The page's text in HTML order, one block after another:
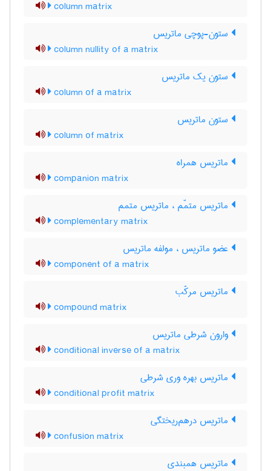
column matrix
ستون-پوچی ماتریس
column nullity of a matrix
ستون یک ماتریس
column of a matrix
ستون ماتریس
column of matrix
ماتریس همراه
companion matrix
ماتریس متمّم ، ماتریس متمم
complementary matrix
عضو ماتریس ، مولفه ماتریس
component of a matrix
ماتریس مرکّب
compound matrix
وارون شرطی ماتریس
conditional inverse of a matrix
ماتریس بهره وری شرطی
conditional profit matrix
ماتریس درهم‌ریختگی
confusion matrix
ماتریس همبندی